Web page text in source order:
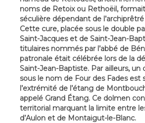
noms de Retoix ou Rethoëil,
séculière dépendant de
Cette cure, placée sous le double
Saint-Jacques et de Saint-Jean-
titulaires nommés par l’abbé de
patronale était célébrée lors de la
Saint-Jean-Baptiste. Par ailleurs,
sous le nom de Four des Fades est
l’extrémité de l’étang de
appelé Grand Étang. Ce dolmen
territorial marquant la limite entre
d’Aulon et de Montaigut-le-Blanc.